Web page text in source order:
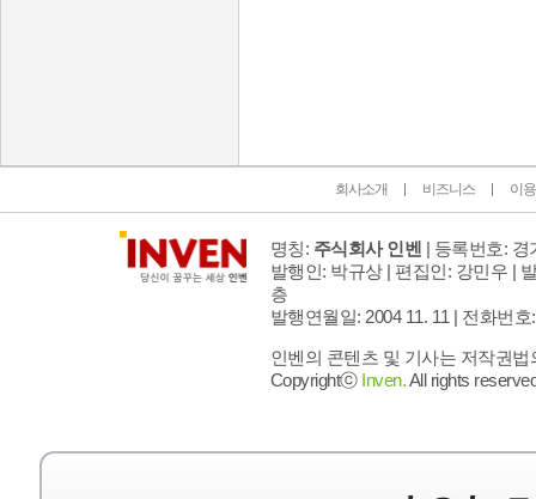
회사소개 비즈니스 이
명칭: 주식회사 인벤 | 등록번호: 경
발행인: 박규상 | 편집인: 강민우 |
층
발행연월일: 2004 11. 11 | 전화번호
인벤의 콘텐츠 및 기사는 저작권
Copyrightⓒ Inven.All rights